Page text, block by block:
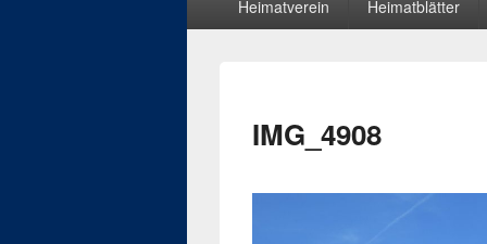
Heimatverein Heimatblätter
IMG_4908